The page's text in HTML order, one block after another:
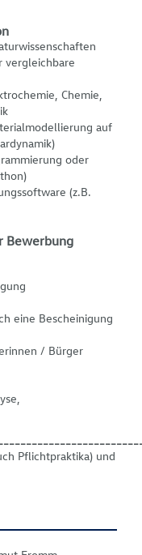
vergleichbare
Chemie,
auf
oder
(z.B.
Bewerbung
eine Bescheinigung
/ Bürger
Pflichtpraktika) und